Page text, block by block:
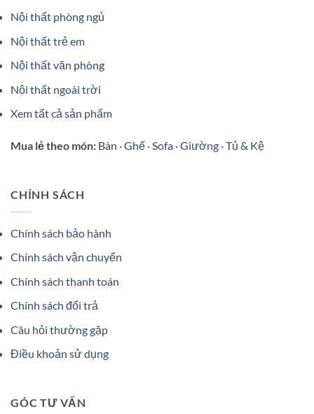
Nội thất phòng ngủ
Nội thất trẻ em
Nội thất văn phòng
Nội thất ngoài trời
Xem tất cả sản phẩm
Mua lẻ theo món: Bàn ·Ghế ·Sofa ·Giường ·Tủ & Kệ
CHÍNH SÁCH
Chính sách bảo hành
Chính sách vận chuyển
Chính sách thanh toán
Chính sách đổi trả
Câu hỏi thường gặp
Điều khoản sử dụng
GÓC TƯ VẤN